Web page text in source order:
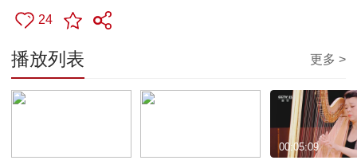
24
播放列表 更多 >
00:05:09